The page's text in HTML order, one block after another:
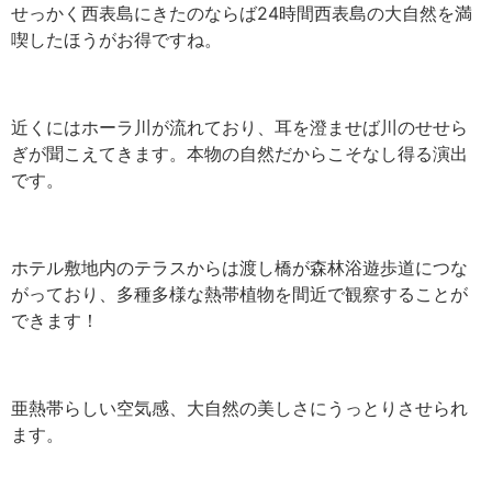
せっかく西表島にきたのならば24時間西表島の大自然を満
喫したほうがお得ですね。
近くにはホーラ川が流れており、耳を澄ませば川のせせら
ぎが聞こえてきます。本物の自然だからこそなし得る演出
です。
ホテル敷地内のテラスからは渡し橋が森林浴遊歩道につな
がっており、多種多様な熱帯植物を間近で観察することが
できます！
亜熱帯らしい空気感、大自然の美しさにうっとりさせられ
ます。